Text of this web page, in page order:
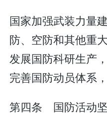
国家加强武装力量
防、空防和其他重
发展国防科研生产
完善国防动员体系
第四条 国防活动